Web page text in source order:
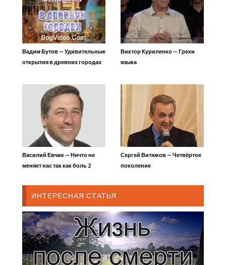
Вадим Бутов — Удивительные
открытия в древних городах
Виктор Куриленко — Грехи
языка
Василий Евчик — Ничто не
меняет нас так как боль 2
Сергей Витюков — Четвёртое
поколение
ИНТЕРЕСНАЯ СТАТЬЯ